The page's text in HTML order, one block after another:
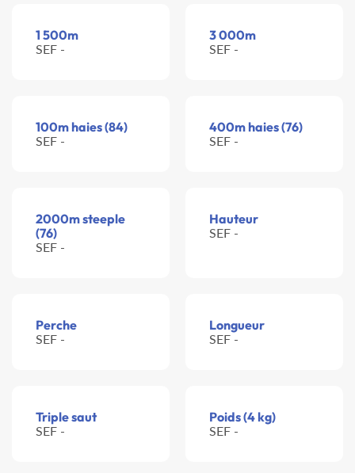
1 500m
SEF -
3 000m
SEF -
100m haies (84)
SEF -
400m haies (76)
SEF -
2000m steeple
(76)
SEF -
Hauteur
SEF -
Perche
SEF -
Longueur
SEF -
Triple saut
SEF -
Poids (4 kg)
SEF -